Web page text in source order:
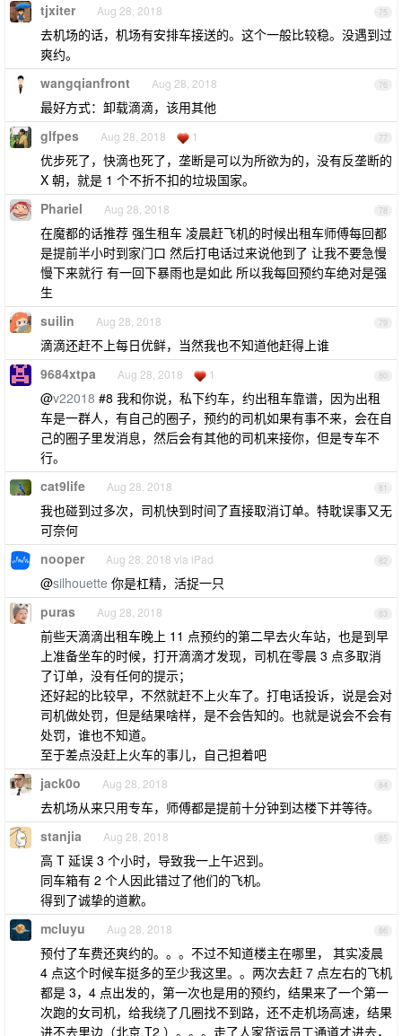
75
tjxiter Aug 28, 2018
去机场的话，机场有安排车接送的。这个一般比较稳。没遇到过
爽约。
76
wangqianfront Aug 28, 2018
最好方式：卸载滴滴，该用其他
77
glfpes Aug 28, 2018 1
优步死了，快滴也死了，垄断是可以为所欲为的，没有反垄断的
X 朝，就是 1 个不折不扣的垃圾国家。
78
Phariel Aug 28, 2018
在魔都的话推荐 强生租车 凌晨赶飞机的时候出租车师傅每回都
是提前半小时到家门口 然后打电话过来说他到了 让我不要急慢
慢下来就行 有一回下暴雨也是如此 所以我每回预约车绝对是强
生
79
suilin Aug 28, 2018
滴滴还赶不上每日优鲜，当然我也不知道他赶得上谁
80
9684xtpa Aug 28, 2018 1
@v22018 #8 我和你说，私下约车，约出租车靠谱，因为出租
车是一群人，有自己的圈子，预约的司机如果有事不来，会在自
己的圈子里发消息，然后会有其他的司机来接你，但是专车不
行。
81
cat9life Aug 28, 2018
我也碰到过多次，司机快到时间了直接取消订单。特耽误事又无
可奈何
82
nooper Aug 28, 2018 via iPad
@silhouette 你是杠精，活捉一只
83
puras Aug 28, 2018
前些天滴滴出租车晚上 11 点预约的第二早去火车站，也是到早
上准备坐车的时候，打开滴滴才发现，司机在零晨 3 点多取消
了订单，没有任何的提示；
还好起的比较早，不然就赶不上火车了。打电话投诉，说是会对
司机做处罚，但是结果啥样，是不会告知的。也就是说会不会有
处罚，谁也不知道。
至于差点没赶上火车的事儿，自己担着吧
84
jack0o Aug 28, 2018
去机场从来只用专车，师傅都是提前十分钟到达楼下并等待。
85
stanjia Aug 28, 2018
高 T 延误 3 个小时，导致我一上午迟到。
同车箱有 2 个人因此错过了他们的飞机。
得到了诚挚的道歉。
86
mcluyu Aug 28, 2018
预付了车费还爽约的。。。不过不知道楼主在哪里， 其实凌晨
4 点这个时候车挺多的至少我这里。。两次去赶 7 点左右的飞机
都是 3，4 点出发的，第一次也是用的预约，结果来了一个第一
次跑的女司机，给我绕了几圈找不到路，还不走机场高速，结果
进不去里边（北京 T2 ）。。。走了人家货运员工通道才进去，